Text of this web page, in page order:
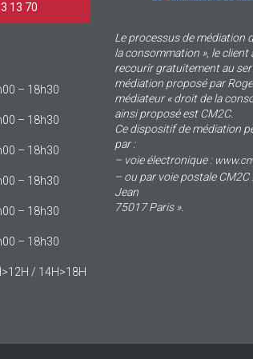
13 70
– 18h30
– 18h30
– 18h30
– 18h30
– 18h30
– 18h30
/ 14H>18H
Le processus de médiation
la consommation », le client
recourir gratuitement au
médiation proposé par
médiateur « droit de la
ainsi proposé est CM2C.
Ce dispositif de médiation
par :
– voie électronique :
– ou par voie postale CM2C
Jean
75017 Paris ».